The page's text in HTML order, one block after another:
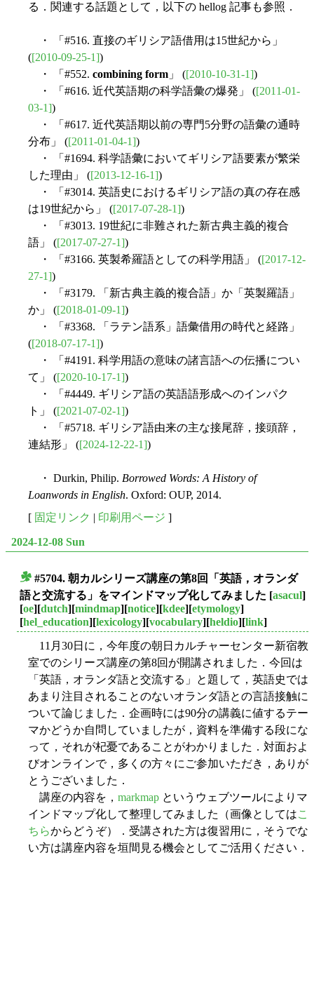
る．関連する話題として，以下の hellog 記事も参照．
・ 「#516. 直接のギリシア語借用は15世紀から」
([2010-09-25-1])
・ 「#552. combining form 」 ([2010-10-31-1])
・ 「#616. 近代英語期の科学語彙の爆発」 ([2011-01-
03-1])
・ 「#617. 近代英語期以前の専門5分野の語彙の通時
分布」 ([2011-01-04-1])
・ 「#1694. 科学語彙においてギリシア語要素が繁栄
した理由」 ([2013-12-16-1])
・ 「#3014. 英語史におけるギリシア語の真の存在感
は19世紀から」 ([2017-07-28-1])
・ 「#3013. 19世紀に非難された新古典主義的複合
語」 ([2017-07-27-1])
・ 「#3166. 英製希羅語としての科学用語」 ([2017-12-
27-1])
・ 「#3179. 「新古典主義的複合語」か「英製羅語」
か」 ([2018-01-09-1])
・ 「#3368. 「ラテン語系」語彙借用の時代と経路」
([2018-07-17-1])
・ 「#4191. 科学用語の意味の諸言語への伝播につい
て」 ([2020-10-17-1])
・ 「#4449. ギリシア語の英語語形成へのインパク
ト」 ([2021-07-02-1])
・ 「#5718. ギリシア語由来の主な接尾辞，接頭辞，
連結形」 ([2024-12-22-1])
・ Durkin, Philip. Borrowed Words: A History of
Loanwords in English. Oxford: OUP, 2014.
[ 固定リンク | 印刷用ページ ]
2024-12-08 Sun
#5704. 朝カルシリーズ講座の第8回「英語，オランダ
語と交流する」をマインドマップ化してみました [asacul]
[oe][dutch][mindmap][notice][kdee][etymology]
[hel_education][lexicology][vocabulary][heldio][link]
11月30日に，今年度の朝日カルチャーセンター新宿教
室でのシリーズ講座の第8回が開講されました．今回は
「英語，オランダ語と交流する」と題して，英語史では
あまり注目されることのないオランダ語との言語接触に
ついて論じました．企画時には90分の講義に値するテー
マかどうか自問していましたが，資料を準備する段にな
って，それが杞憂であることがわかりました．対面およ
びオンラインで，多くの方々にご参加いただき，ありが
とうございました．
講座の内容を， markmap というウェブツールによりマ
インドマップ化して整理してみました（画像としてはこ
ちらからどうぞ）．受講された方は復習用に，そうでな
い方は講座内容を垣間見る機会としてご活用ください．